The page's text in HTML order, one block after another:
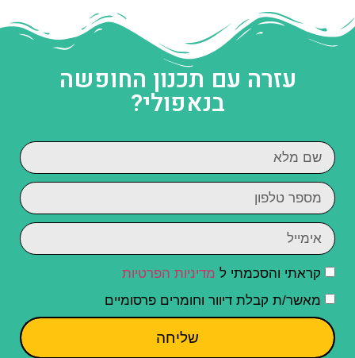
עזרה עם תכנון החופשה
בנאפולי?
קראתי והסכמתי ל מדיניות הפרטיות
מאשר/ת קבלת דיוור וחומרים פרסומיים
שליחה